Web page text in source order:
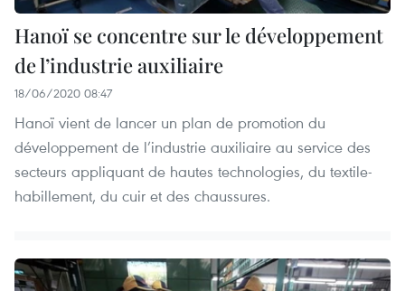
Hanoï se concentre sur le développement
de l’industrie auxiliaire
18/06/2020 08:47
Hanoï vient de lancer un plan de promotion du
développement de l’industrie auxiliaire au service des
secteurs appliquant de hautes technologies, du textile-
habillement, du cuir et des chaussures.